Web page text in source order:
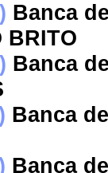
Banca
BRITO
Banca
Banca
Banca